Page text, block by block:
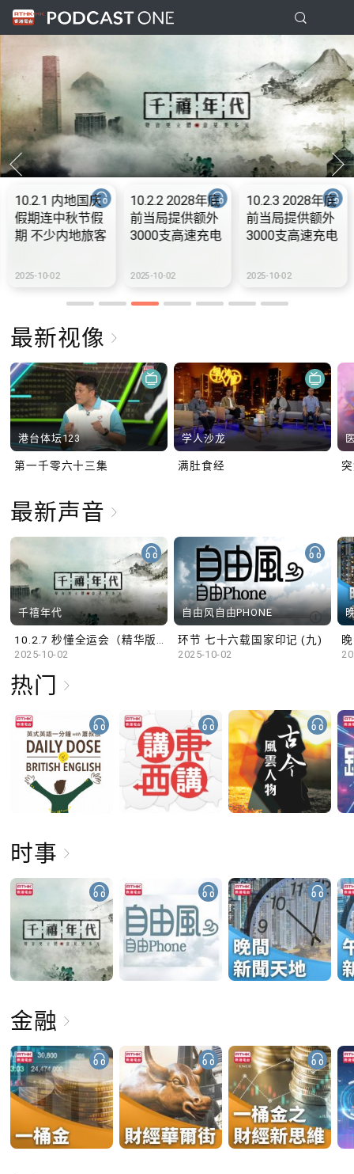
10.2.1 内地国庆
假期连中秋节假
期 不少内地旅客
2025-10-02
10.2.2 2028年底
前当局提供额外
3000支高速充电
设300个电动车
2025-10-02
10.2.3 2028年底
前当局提供额外
3000支高速充电
设300个电动车
2025-10-02
最新视像
港台体坛123
第一千零六十三集
学人沙龙
满肚食经
最新声音
千禧年代
2025-10-02
自由风自由PHONE
环节 七十六载国家印记 (九)
2025-10-02
热门
时事
金融